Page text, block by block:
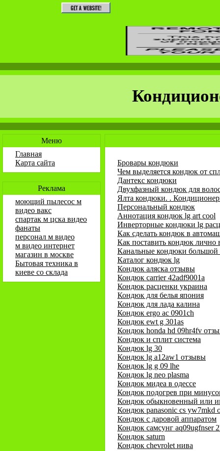
Меню
Главная
Карта сайта
Реклама
моющий пылесос м
видео вакс
спартак м цска видео
фанаты
персонал м видео
м видео интернет
магазин в москве
Бытовая техника в
киеве со склада
Бровары кондюки
Чем выделяется кондюк от
Дантекс кондюки
Двухфазный кондюк для
Ялта кондюки. .
Персональный кондюк
Аннотация кондюк lg art cool
Инверторные кондюки lg
Как сделать кондюк в
Как поставить кондюк лично
Канальные кондюки большой
Каталог кондюк lg
Кондюк аляска отзывы
Кондюк carrier 42adf9001a
Кондюк расценки украина
Кондюк для белья япония
Кондюк для лада калина
Кондюк ergo ac 0901ch
Кондюк ewt g 301as
Кондюк honda hd 09hr4fv
Кондюк и сплит система
Кондюк lg 30
Кондюк lg a12aw1 отзывы
Кондюк lg g 09 lhe
Кондюк lg neo plasma
Кондюк мидеа в одессе
Кондюк подогрев при
Кондюк обыкновенный или
Кондюк panasonic cs yw7mkd
Кондюк с даровой аппаратом
Кондюк самсунг aq09ugfnser
Кондюк saturn
Кондюк chevrolet нива